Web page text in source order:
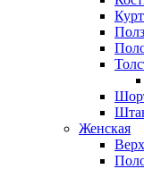
Женская